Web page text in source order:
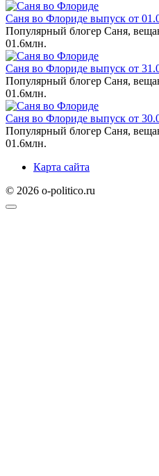
Саня во Флориде выпуск от
Популярный блогер Саня,
01.6млн.
Саня во Флориде выпуск от
Популярный блогер Саня,
01.6млн.
Саня во Флориде выпуск от
Популярный блогер Саня,
01.6млн.
Карта сайта
© 2026 o-politico.ru